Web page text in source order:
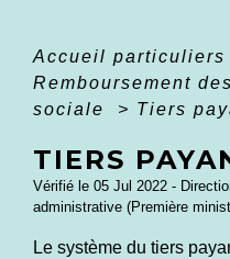
Accueil particuliers
Remboursement
sociale
> Tiers
TIERS
Vérifié le 05 Jul 2022 -
administrative (Première
Le système du tiers